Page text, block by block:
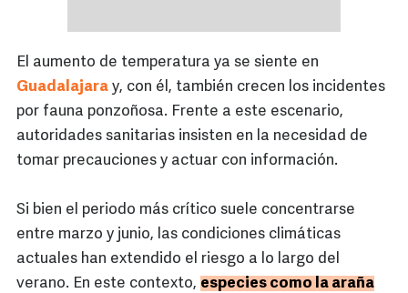
El aumento de temperatura ya se siente en
Guadalajara y, con él, también crecen los incidentes
por fauna ponzoñosa. Frente a este escenario,
autoridades sanitarias insisten en la necesidad de
tomar precauciones y actuar con información.
Si bien el periodo más crítico suele concentrarse
entre marzo y junio, las condiciones climáticas
actuales han extendido el riesgo a lo largo del
verano. En este contexto, especies como la araña